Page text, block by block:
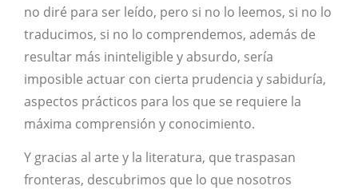
no diré para ser leído, pero si no lo leemos, si no lo
traducimos, si no lo comprendemos, además de
resultar más ininteligible y absurdo, sería
imposible actuar con cierta prudencia y sabiduría,
aspectos prácticos para los que se requiere la
máxima comprensión y conocimiento.
Y gracias al arte y la literatura, que traspasan
fronteras, descubrimos que lo que nosotros